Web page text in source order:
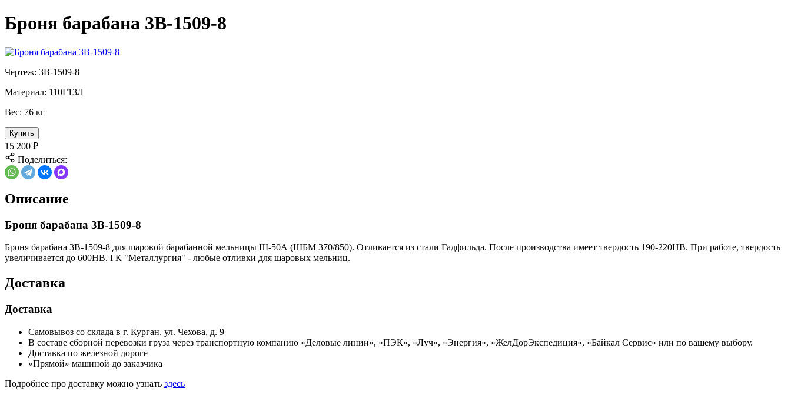
Броня барабана 3В-1509-8
Чертеж: 3В-1509-8
Материал: 110Г13Л
Вес: 76 кг
Купить
15 200 ₽
Поделиться:
Описание
Броня барабана 3В-1509-8
Броня барабана 3В-1509-8 для шаровой барабанной мельницы Ш-50А (ШБМ 370/850). Отливается из стали Гадфильда. После производства имеет твердость 190-220HB. При работе, твердость
увеличивается до 600HB. ГК "Металлургия" - любые отливки для шаровых мельниц.
Доставка
Доставка
Самовывоз со склада в г. Курган, ул. Чехова, д. 9
В составе сборной перевозки груза через транспортную компанию «Деловые линии», «ПЭК», «Луч», «Энергия», «ЖелДорЭкспедиция», «Байкал Сервис» или по вашему выбору.
Доставка по железной дороге
«Прямой» машиной до заказчика
Подробнее про доставку можно узнать здесь